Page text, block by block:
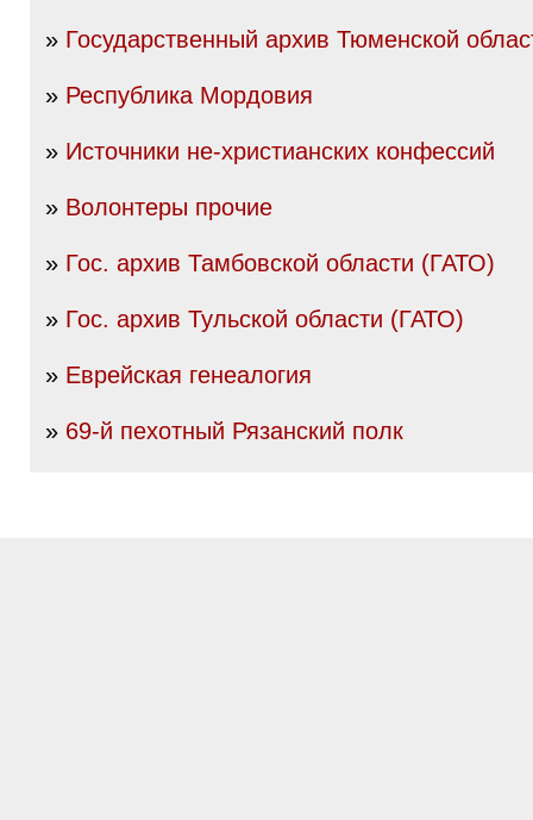
» Государственный архив Тюменской
» Республика Мордовия
» Источники не-христианских конфессий
» Волонтеры прочие
» Гос. архив Тамбовской области (ГАТО)
» Гос. архив Тульской области (ГАТО)
» Еврейская генеалогия
» 69-й пехотный Рязанский полк